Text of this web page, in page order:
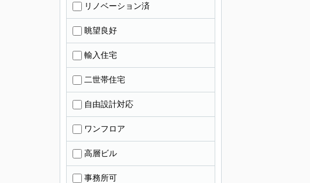
リノベーション済
眺望良好
輸入住宅
二世帯住宅
自由設計対応
ワンフロア
高層ビル
事務所可